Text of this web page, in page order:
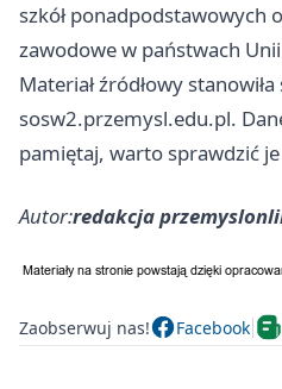
szkół ponadpodstawowych
zawodowe w państwach
Materiał źródłowy
sosw2.przemysl.edu.pl.
pamiętaj, warto sprawdzić
Autor:redakcja
Zaobserwuj nas! Facebook